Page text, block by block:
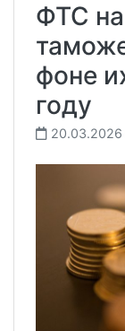
ФТС
фоне
году
20.03.2026